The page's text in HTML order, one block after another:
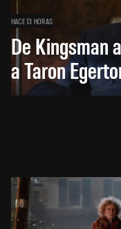
HACE 13 HORAS
De Kingsman
a Taron